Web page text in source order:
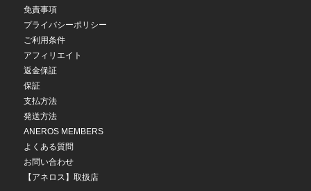
免責事項
プライバシーポリシー
ご利用条件
アフィリエイト
返金保証
保証
支払方法
発送方法
ANEROS MEMBERS
よくある質問
お問い合わせ
【アネロス】取扱店